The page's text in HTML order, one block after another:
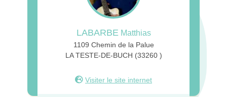
LABARBE Matthias
1109 Chemin de la Palue
LA TESTE-DE-BUCH (33260 )
Visiter le site internet